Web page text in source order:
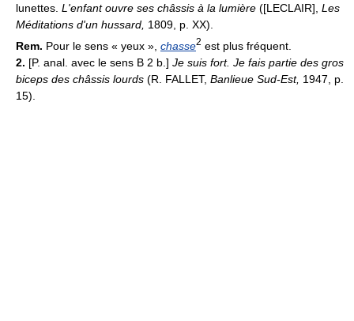
lunettes. L'enfant ouvre ses châssis à la lumière ([LECLAIR], Les
Méditations d'un hussard, 1809, p. XX).
Rem. Pour le sens « yeux », chasse2 est plus fréquent.
2. [P. anal. avec le sens B 2 b.] Je suis fort. Je fais partie des gros
biceps des châssis lourds (R. FALLET, Banlieue Sud-Est, 1947, p.
15).